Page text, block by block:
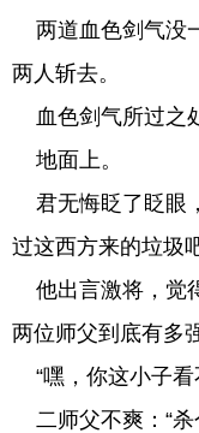
两道血色剑气没
两人斩去。
血色剑气所过之
地面上。
君无悔眨了眨眼
过这西方来的垃圾
他出言激将，觉
两位师父到底有多
“嘿，你这小子看
二师父不爽：“杀